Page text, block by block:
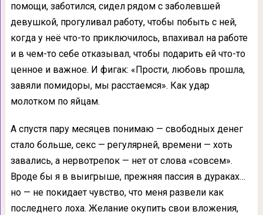
помощи, заботился, сидел рядом с заболевшей
девушкой, прогуливал работу, чтобы побыть с ней,
когда у неё что-то приключилось, впахивал на работе
и в чем-то себе отказывал, чтобы подарить ей что-то
ценное и важное. И фигак: «Прости, любовь прошла,
завяли помидоры, мы расстаемся». Как удар
молотком по яйцам.
А спустя пару месяцев понимаю — свободных денег
стало больше, секс — регулярней, времени — хоть
завались, а нервотрепок — нет от слова «совсем».
Вроде бы я в выигрыше, прежняя пассия в дураках…
но — не покидает чувство, что меня развели как
последнего лоха. Желание окупить свои вложения,